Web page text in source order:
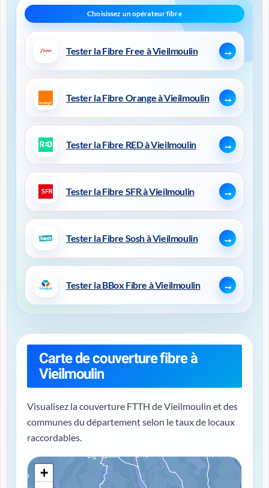
Tester la Fibre Free à Vieilmoulin
Tester la Fibre Orange à Vieilmoulin
Tester la Fibre RED à Vieilmoulin
Tester la Fibre SFR à Vieilmoulin
Tester la Fibre Sosh à Vieilmoulin
Tester la BBox Fibre à Vieilmoulin
Carte de couverture fibre à
Vieilmoulin
Visualisez la couverture FTTH de Vieilmoulin et des
communes du département selon le taux de locaux
raccordables.
+